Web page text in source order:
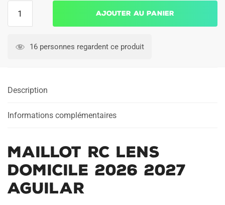
2027
Ajouter au panier
16 personnes regardent ce produit
Description
Informations complémentaires
Maillot RC Lens
Domicile 2026 2027
Aguilar